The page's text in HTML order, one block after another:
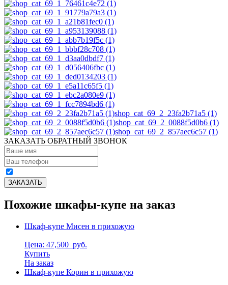
shop_cat_69_2_23fa2b71a5 (1)
shop_cat_69_2_0088f5d0b6 (1)
shop_cat_69_2_857aec6c57 (1)
ЗАКАЗАТЬ ОБРАТНЫЙ ЗВОНОК
Похожие шкафы-купе на заказ
Шкаф-купе Мисен в прихожую
Цена: 47,500 руб.
Купить
На заказ
Шкаф-купе Корин в прихожую